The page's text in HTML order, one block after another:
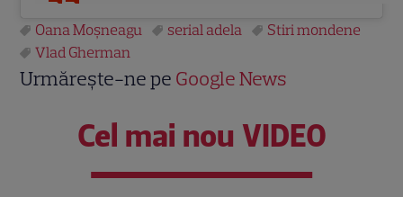
Oana Moșneagu serial adela
Stiri mondene
Vlad Gherman
Urmărește-ne pe Google News
Cel mai nou VIDEO